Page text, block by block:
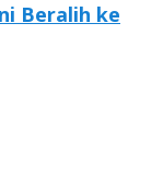
Beralih ke